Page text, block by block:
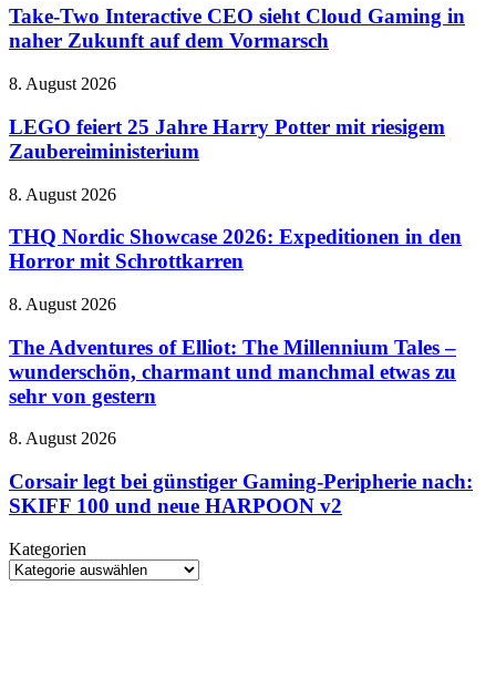
Handy
Interactive
CEO
sieht
Gaming
naher
Zukunft
dem
Take-Two Interactive CEO sieht Cloud Gaming in
naher Zukunft auf dem Vormarsch
LEGO
25
Jahre
Harry
mit
Zaubereiministerium
8. August 2026
LEGO feiert 25 Jahre Harry Potter mit riesigem
Zaubereiministerium
THQ
Showcase
2026:
Expeditionen
den
mit
Schrottkarren
8. August 2026
THQ Nordic Showcase 2026: Expeditionen in den
Horror mit Schrottkarren
The
of
Elliot:
The
Millennium
–
charmant
und
etwas
zu
sehr
8. August 2026
The Adventures of Elliot: The Millennium Tales –
wunderschön, charmant und manchmal etwas zu
sehr von gestern
Corsair
bei
günstiger
Gaming-
nach:
SKIFF
8. August 2026
Corsair legt bei günstiger Gaming-Peripherie nach:
SKIFF 100 und neue HARPOON v2
Kategorien
Kategorien